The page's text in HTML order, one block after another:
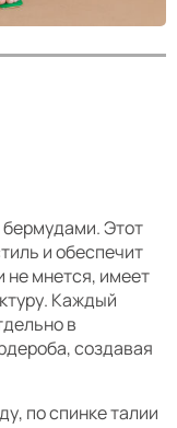
Этот
и обеспечит
не мнется, имеет
Каждый
в
создавая
по спинке талии